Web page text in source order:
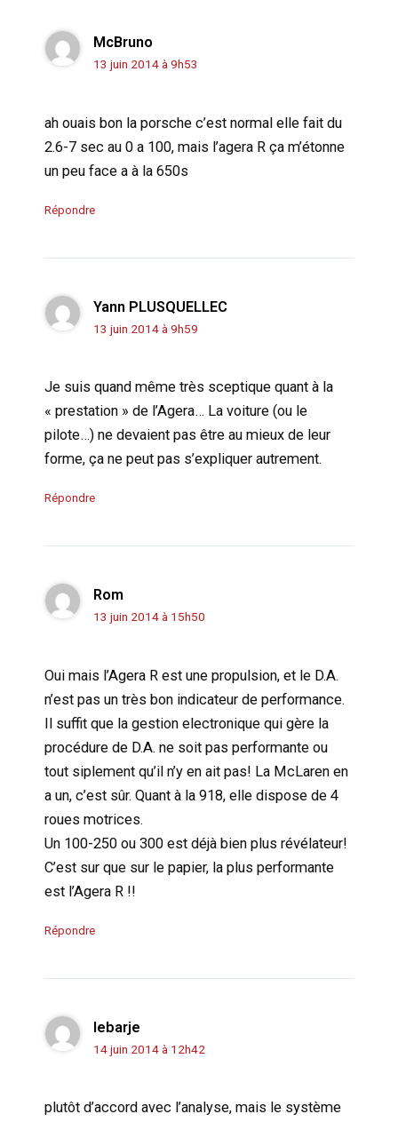
McBruno
13 juin 2014 à 9h53
ah ouais bon la porsche c’est normal elle fait du
2.6-7 sec au 0 a 100, mais l’agera R ça m’étonne
un peu face a à la 650s
Répondre
Yann PLUSQUELLEC
13 juin 2014 à 9h59
Je suis quand même très sceptique quant à la
« prestation » de l’Agera… La voiture (ou le
pilote…) ne devaient pas être au mieux de leur
forme, ça ne peut pas s’expliquer autrement.
Répondre
Rom
13 juin 2014 à 15h50
Oui mais l’Agera R est une propulsion, et le D.A.
n’est pas un très bon indicateur de performance.
Il suffit que la gestion electronique qui gère la
procédure de D.A. ne soit pas performante ou
tout siplement qu’il n’y en ait pas! La McLaren en
a un, c’est sûr. Quant à la 918, elle dispose de 4
roues motrices.
Un 100-250 ou 300 est déjà bien plus révélateur!
C’est sur que sur le papier, la plus performante
est l’Agera R !!
Répondre
lebarje
14 juin 2014 à 12h42
plutôt d’accord avec l’analyse, mais le système